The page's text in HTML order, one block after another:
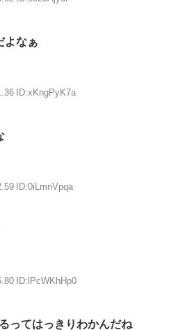
よなぁ
ID:xKngPyK7a
ID:0iLmnVpqa
ID:lPcWKhHp0
ってはっきりわかんだね